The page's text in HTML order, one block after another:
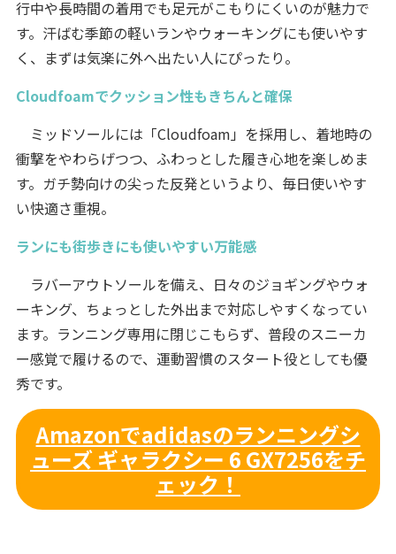
行中や長時間の着用でも足元がこもりにくいのが魅力で
す。汗ばむ季節の軽いランやウォーキングにも使いやす
く、まずは気楽に外へ出たい人にぴったり。
Cloudfoamでクッション性もきちんと確保
ミッドソールには「Cloudfoam」を採用し、着地時の
衝撃をやわらげつつ、ふわっとした履き心地を楽しめま
す。ガチ勢向けの尖った反発というより、毎日使いやす
い快適さ重視。
ランにも街歩きにも使いやすい万能感
ラバーアウトソールを備え、日々のジョギングやウォ
ーキング、ちょっとした外出まで対応しやすくなってい
ます。ランニング専用に閉じこもらず、普段のスニーカ
ー感覚で履けるので、運動習慣のスタート役としても優
秀です。
Amazonでadidasのランニングシ
ューズ ギャラクシー 6 GX7256をチ
ェック！